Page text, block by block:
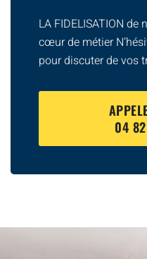
LA FIDELISATION
cœur de métier
pour discuter de vos
04